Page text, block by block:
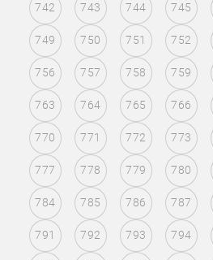
742 743 744 745
749 750 751 752
756 757 758 759
763 764 765 766
770 771 772 773
777 778 779 780
784 785 786 787
791 792 793 794